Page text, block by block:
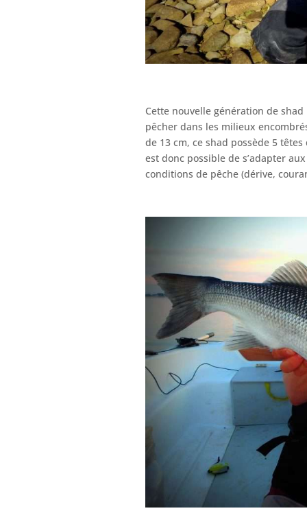
Cette nouvelle génération de
pêcher dans les milieux
de 13 cm, ce shad possède 5
est donc possible de s’adapter
conditions de pêche (dérive,